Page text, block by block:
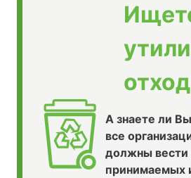
А знаете ли
все
должны вести
принимаемых